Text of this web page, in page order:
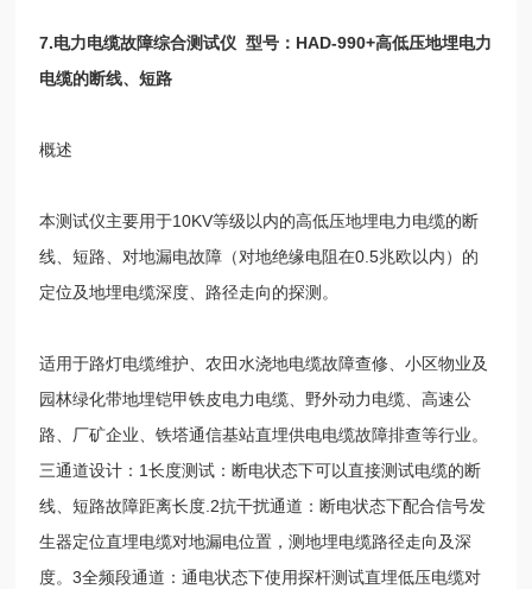
7.电力电缆故障综合测试仪 型号： HAD-990+高低压地埋电力
电缆的断线、短路
概述
本测试仪主要用于10KV等级以内的高低压地埋电力电缆的断
线、短路、对地漏电故障（对地绝缘电阻在0.5兆欧以内）的
定位及地埋电缆深度、路径走向的探测。
适用于路灯电缆维护、农田水浇地电缆故障查修、小区物业及
园林绿化带地埋铠甲铁皮电力电缆、野外动力电缆、高速公
路、厂矿企业、铁塔通信基站直埋供电电缆故障排查等行业。
三通道设计： 1长度测试：断电状态下可以直接测试电缆的断
线、短路故障距离长度 .2抗干扰通道：断电状态下配合信号发
生器定位直埋电缆对地漏电位置，测地埋电缆路径走向及深
度。3全频段通道：通电状态下使用探杆测试直埋低压电缆对